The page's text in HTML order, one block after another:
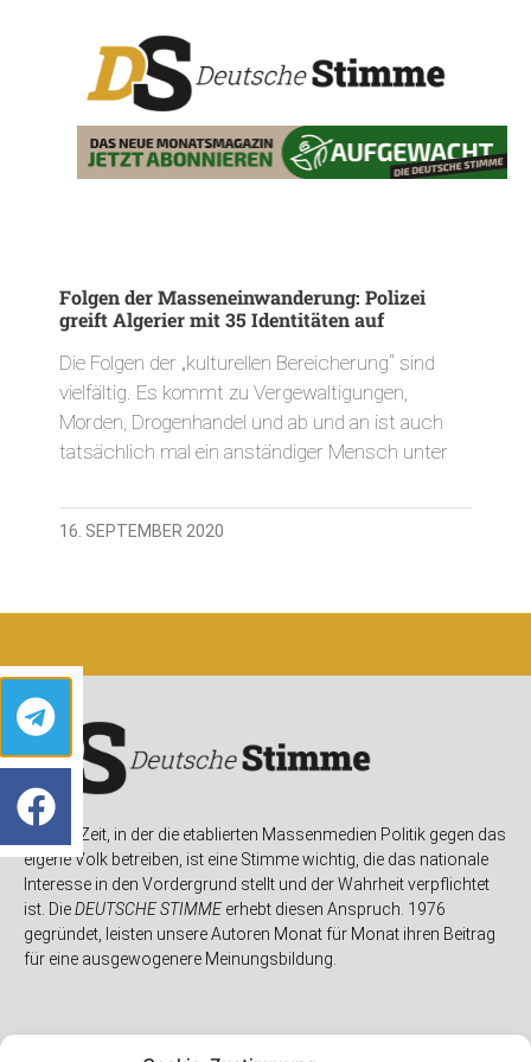
Folgen der Masseneinwanderung: Polizei
greift Algerier mit 35 Identitäten auf
Die Folgen der „kulturellen Bereicherung“ sind
vielfältig. Es kommt zu Vergewaltigungen,
Morden, Drogenhandel und ab und an ist auch
tatsächlich mal ein anständiger Mensch unter
16. SEPTEMBER 2020
In einer Zeit, in der die etablierten Massenmedien Politik gegen das
eigene Volk betreiben, ist eine Stimme wichtig, die das nationale
Interesse in den Vordergrund stellt und der Wahrheit verpflichtet
ist. DieDEUTSCHE STIMMEerhebt diesen Anspruch. 1976
gegründet, leisten unsere Autoren Monat für Monat ihren Beitrag
für eine ausgewogenere Meinungsbildung.